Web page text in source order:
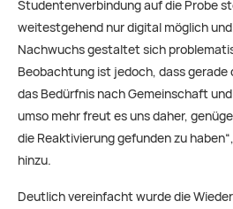
Studentenverbindung auf die Probe
weitestgehend nur digital möglich
Nachwuchs gestaltet sich
Beobachtung ist jedoch, dass
das Bedürfnis nach Gemeinschaft
umso mehr freut es uns daher,
die Reaktivierung gefunden zu
hinzu.
Deutlich vereinfacht wurde die